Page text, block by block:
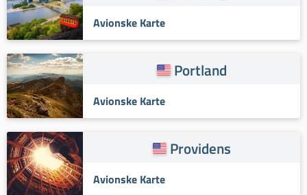
Avionske Karte
Portland
Avionske Karte
Providens
Avionske Karte